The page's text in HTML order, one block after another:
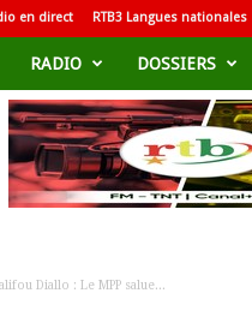
en direct RTB3 Langues nationales
RADIO DOSSIERS
Diallo : Le MPP salue...